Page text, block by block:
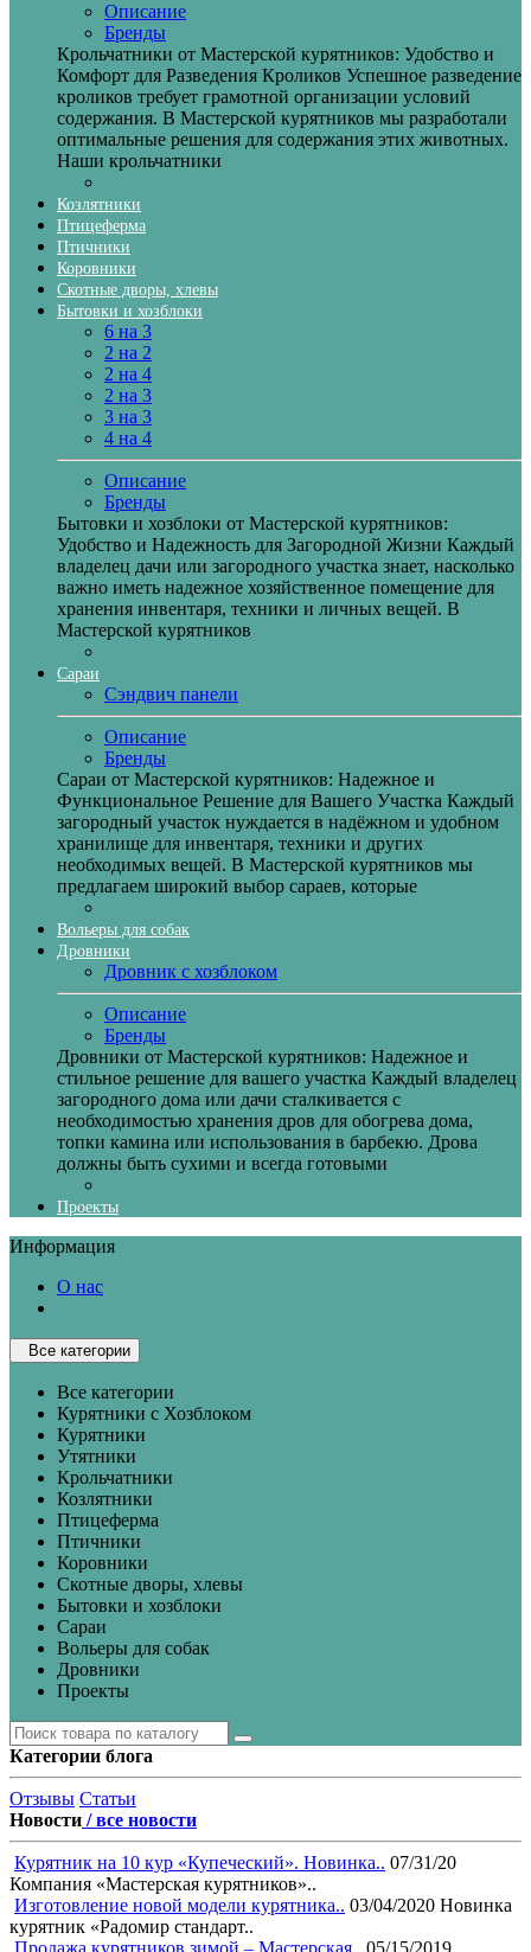
Описание
Бренды
Крольчатники от Мастерской курятников: Удобство и
Комфорт для Разведения Кроликов Успешное разведение
кроликов требует грамотной организации условий
содержания. В Мастерской курятников мы разработали
оптимальные решения для содержания этих животных.
Наши крольчатники
Козлятники
Птицеферма
Птичники
Коровники
Скотные дворы, хлевы
Бытовки и хозблоки
6 на 3
2 на 2
2 на 4
2 на 3
3 на 3
4 на 4
Описание
Бренды
Бытовки и хозблоки от Мастерской курятников:
Удобство и Надежность для Загородной Жизни Каждый
владелец дачи или загородного участка знает, насколько
важно иметь надежное хозяйственное помещение для
хранения инвентаря, техники и личных вещей. В
Мастерской курятников
Сараи
Сэндвич панели
Описание
Бренды
Сараи от Мастерской курятников: Надежное и
Функциональное Решение для Вашего Участка Каждый
загородный участок нуждается в надёжном и удобном
хранилище для инвентаря, техники и других
необходимых вещей. В Мастерской курятников мы
предлагаем широкий выбор сараев, которые
Вольеры для собак
Дровники
Дровник с хозблоком
Описание
Бренды
Дровники от Мастерской курятников: Надежное и
стильное решение для вашего участка Каждый владелец
загородного дома или дачи сталкивается с
необходимостью хранения дров для обогрева дома,
топки камина или использования в барбекю. Дрова
должны быть сухими и всегда готовыми
Проекты
Информация
О нас
Все категории
Все категории
Курятники с Хозблоком
Курятники
Утятники
Крольчатники
Козлятники
Птицеферма
Птичники
Коровники
Скотные дворы, хлевы
Бытовки и хозблоки
Сараи
Вольеры для собак
Дровники
Проекты
Категории блога
Отзывы Статьи
Новости / все новости
Курятник на 10 кур «Купеческий». Новинка.. 07/31/20
Компания «Мастерская курятников»..
Изготовление новой модели курятника.. 03/04/2020 Новинка
курятник «Радомир стандарт..
Продажа курятников зимой – Мастерская..
05/15/2019